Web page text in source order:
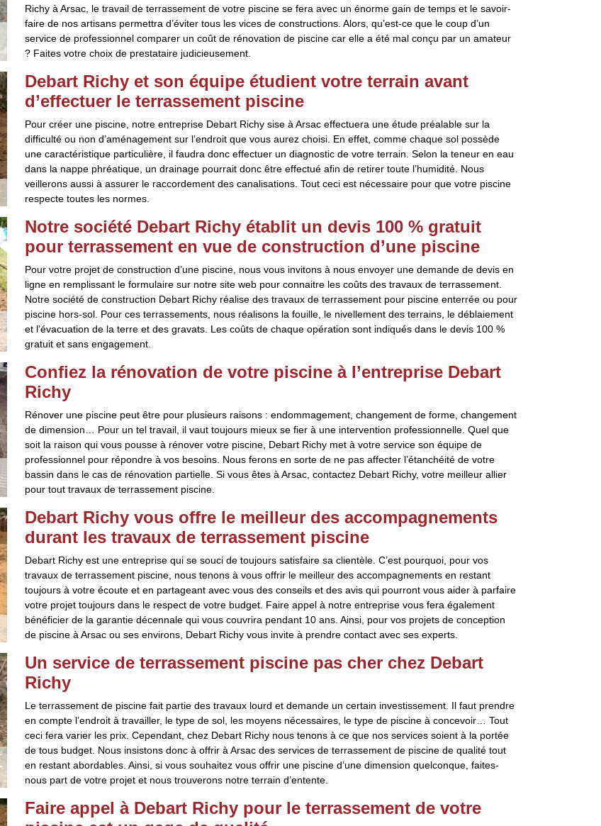
Richy à Arsac, le travail de terrassement de votre piscine se fera avec un énorme gain de temps et le savoir-
faire de nos artisans permettra d’éviter tous les vices de constructions. Alors, qu’est-ce que le coup d’un
service de professionnel comparer un coût de rénovation de piscine car elle a été mal conçu par un amateur
? Faites votre choix de prestataire judicieusement.
Debart Richy et son équipe étudient votre terrain avant
d’effectuer le terrassement piscine
Pour créer une piscine, notre entreprise Debart Richy sise à Arsac effectuera une étude préalable sur la
difficulté ou non d’aménagement sur l’endroit que vous aurez choisi. En effet, comme chaque sol possède
une caractéristique particulière, il faudra donc effectuer un diagnostic de votre terrain. Selon la teneur en eau
dans la nappe phréatique, un drainage pourrait donc être effectué afin de retirer toute l’humidité. Nous
veillerons aussi à assurer le raccordement des canalisations. Tout ceci est nécessaire pour que votre piscine
respecte toutes les normes.
Notre société Debart Richy établit un devis 100 % gratuit
pour terrassement en vue de construction d’une piscine
Pour votre projet de construction d’une piscine, nous vous invitons à nous envoyer une demande de devis en
ligne en remplissant le formulaire sur notre site web pour connaitre les coûts des travaux de terrassement.
Notre société de construction Debart Richy réalise des travaux de terrassement pour piscine enterrée ou pour
piscine hors-sol. Pour ces terrassements, nous réalisons la fouille, le nivellement des terrains, le déblaiement
et l’évacuation de la terre et des gravats. Les coûts de chaque opération sont indiqués dans le devis 100 %
gratuit et sans engagement.
Confiez la rénovation de votre piscine à l’entreprise Debart
Richy
Rénover une piscine peut être pour plusieurs raisons : endommagement, changement de forme, changement
de dimension… Pour un tel travail, il vaut toujours mieux se fier à une intervention professionnelle. Quel que
soit la raison qui vous pousse à rénover votre piscine, Debart Richy met à votre service son équipe de
professionnel pour répondre à vos besoins. Nous ferons en sorte de ne pas affecter l’étanchéité de votre
bassin dans le cas de rénovation partielle. Si vous êtes à Arsac, contactez Debart Richy, votre meilleur allier
pour tout travaux de terrassement piscine.
Debart Richy vous offre le meilleur des accompagnements
durant les travaux de terrassement piscine
Debart Richy est une entreprise qui se souci de toujours satisfaire sa clientèle. C’est pourquoi, pour vos
travaux de terrassement piscine, nous tenons à vous offrir le meilleur des accompagnements en restant
toujours à votre écoute et en partageant avec vous des conseils et des avis qui pourront vous aider à parfaire
votre projet toujours dans le respect de votre budget. Faire appel à notre entreprise vous fera également
bénéficier de la garantie décennale qui vous couvrira pendant 10 ans. Ainsi, pour vos projets de conception
de piscine à Arsac ou ses environs, Debart Richy vous invite à prendre contact avec ses experts.
Un service de terrassement piscine pas cher chez Debart
Richy
Le terrassement de piscine fait partie des travaux lourd et demande un certain investissement. Il faut prendre
en compte l’endroit à travailler, le type de sol, les moyens nécessaires, le type de piscine à concevoir… Tout
ceci fera varier les prix. Cependant, chez Debart Richy nous tenons à ce que nos services soient à la portée
de tous budget. Nous insistons donc à offrir à Arsac des services de terrassement de piscine de qualité tout
en restant abordables. Ainsi, si vous souhaitez vous offrir une piscine d’une dimension quelconque, faites-
nous part de votre projet et nous trouverons notre terrain d’entente.
Faire appel à Debart Richy pour le terrassement de votre